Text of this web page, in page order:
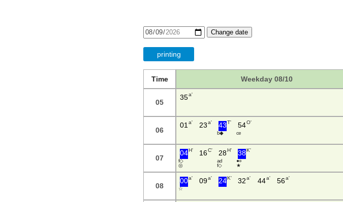
Change date
printing
Time Weekday 08/10
05
35a'
06
01 a' 23a' 43 T'
b ◆
54O'
c e
07
04H'
f ◇
◎
16C' 28H'
a d
f ◇
38K'
● ○
★
08
00a'
☆
09a' 24K' 32 a' 44a' 56a'